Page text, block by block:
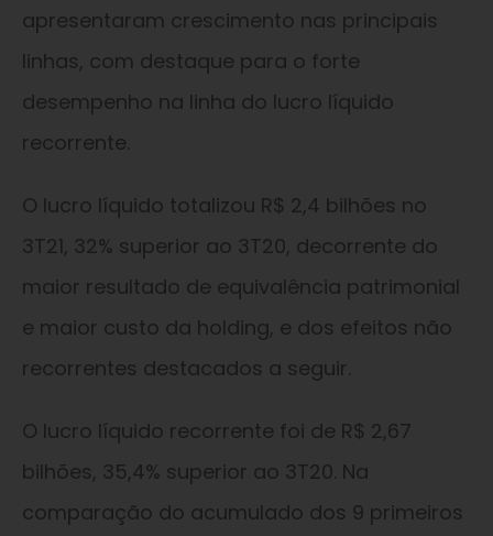
apresentaram crescimento nas principais
linhas, com destaque para o forte
desempenho na linha do lucro líquido
recorrente.
O lucro líquido totalizou R$ 2,4 bilhões no
3T21, 32% superior ao 3T20, decorrente do
maior resultado de equivalência patrimonial
e maior custo da holding, e dos efeitos não
recorrentes destacados a seguir.
O lucro líquido recorrente foi de R$ 2,67
bilhões, 35,4% superior ao 3T20. Na
comparação do acumulado dos 9 primeiros